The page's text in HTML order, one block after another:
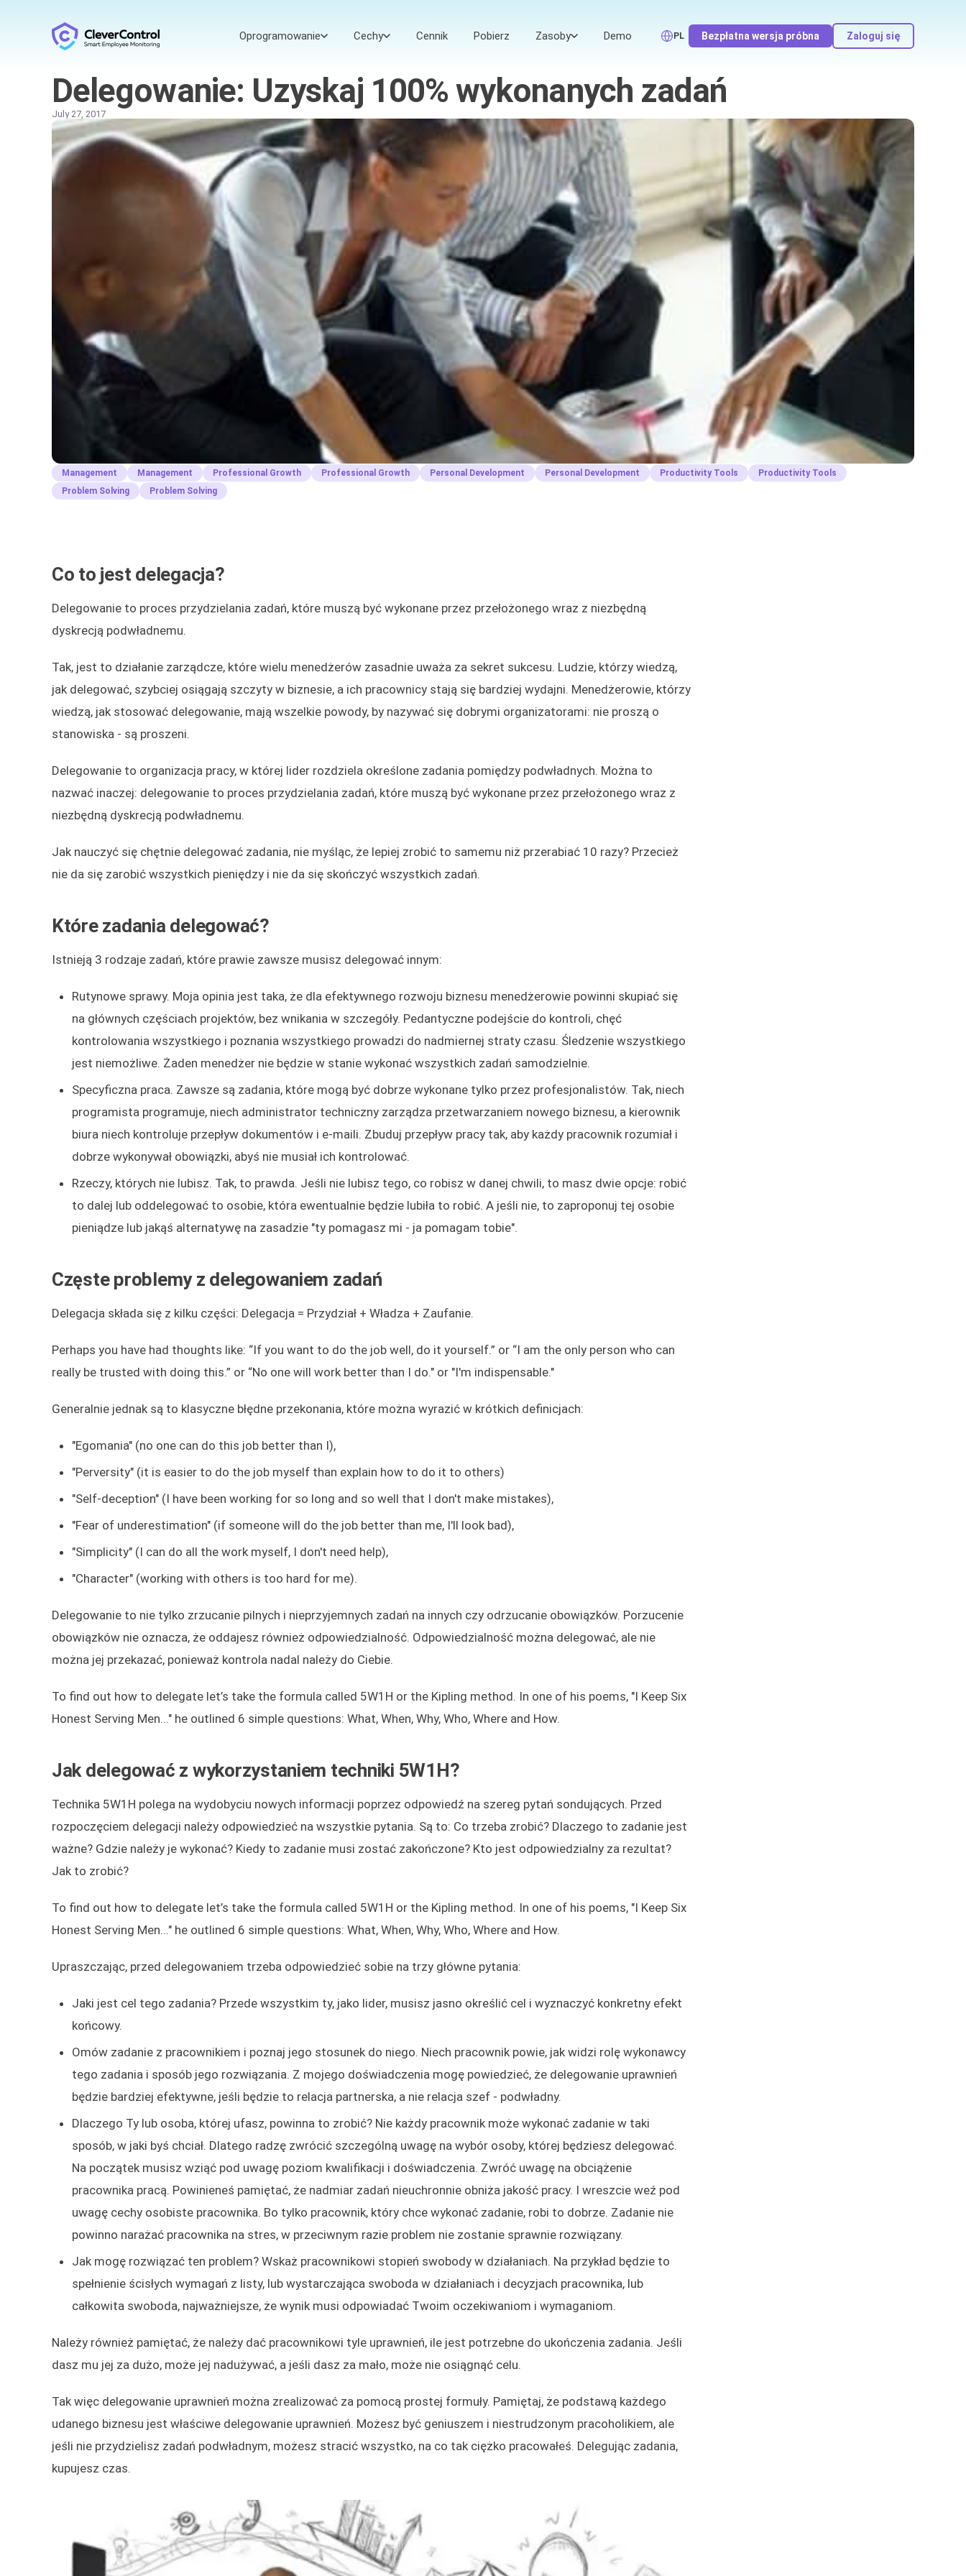
Oprogramowanie Cechy Cennik Pobierz Zasoby Demo PL Bezpłatna wersja próbna Zaloguj się
Delegowanie: Uzyskaj 100% wykonanych zadań
July 27, 2017
Management Management Professional Growth Professional Growth Personal Development Personal Development Productivity Tools
Productivity Tools
Problem Solving
Problem Solving
Co to jest delegacja?
Delegowanie to proces przydzielania zadań, które muszą być wykonane przez przełożonego wraz z niezbędną
dyskrecją podwładnemu.
Tak, jest to działanie zarządcze, które wielu menedżerów zasadnie uważa za sekret sukcesu. Ludzie, którzy wiedzą,
jak delegować, szybciej osiągają szczyty w biznesie, a ich pracownicy stają się bardziej wydajni. Menedżerowie, którzy
wiedzą, jak stosować delegowanie, mają wszelkie powody, by nazywać się dobrymi organizatorami: nie proszą o
stanowiska - są proszeni.
Delegowanie to organizacja pracy, w której lider rozdziela określone zadania pomiędzy podwładnych. Można to
nazwać inaczej: delegowanie to proces przydzielania zadań, które muszą być wykonane przez przełożonego wraz z
niezbędną dyskrecją podwładnemu.
Jak nauczyć się chętnie delegować zadania, nie myśląc, że lepiej zrobić to samemu niż przerabiać 10 razy? Przecież
nie da się zarobić wszystkich pieniędzy i nie da się skończyć wszystkich zadań.
Które zadania delegować?
Istnieją 3 rodzaje zadań, które prawie zawsze musisz delegować innym:
Rutynowe sprawy. Moja opinia jest taka, że dla efektywnego rozwoju biznesu menedżerowie powinni skupiać się
na głównych częściach projektów, bez wnikania w szczegóły. Pedantyczne podejście do kontroli, chęć
kontrolowania wszystkiego i poznania wszystkiego prowadzi do nadmiernej straty czasu. Śledzenie wszystkiego
jest niemożliwe. Żaden menedżer nie będzie w stanie wykonać wszystkich zadań samodzielnie.
Specyficzna praca. Zawsze są zadania, które mogą być dobrze wykonane tylko przez profesjonalistów. Tak, niech
programista programuje, niech administrator techniczny zarządza przetwarzaniem nowego biznesu, a kierownik
biura niech kontroluje przepływ dokumentów i e-maili. Zbuduj przepływ pracy tak, aby każdy pracownik rozumiał i
dobrze wykonywał obowiązki, abyś nie musiał ich kontrolować.
Rzeczy, których nie lubisz. Tak, to prawda. Jeśli nie lubisz tego, co robisz w danej chwili, to masz dwie opcje: robić
to dalej lub oddelegować to osobie, która ewentualnie będzie lubiła to robić. A jeśli nie, to zaproponuj tej osobie
pieniądze lub jakąś alternatywę na zasadzie "ty pomagasz mi - ja pomagam tobie".
Częste problemy z delegowaniem zadań
Delegacja składa się z kilku części: Delegacja = Przydział + Władza + Zaufanie.
Perhaps you have had thoughts like: “If you want to do the job well, do it yourself.” or “I am the only person who can
really be trusted with doing this.” or “No one will work better than I do." or "I'm indispensable."
Generalnie jednak są to klasyczne błędne przekonania, które można wyrazić w krótkich definicjach:
"Egomania" (no one can do this job better than I),
"Perversity" (it is easier to do the job myself than explain how to do it to others)
"Self-deception" (I have been working for so long and so well that I don't make mistakes),
"Fear of underestimation" (if someone will do the job better than me, I'll look bad),
"Simplicity" (I can do all the work myself, I don't need help),
"Character" (working with others is too hard for me).
Delegowanie to nie tylko zrzucanie pilnych i nieprzyjemnych zadań na innych czy odrzucanie obowiązków. Porzucenie
obowiązków nie oznacza, że oddajesz również odpowiedzialność. Odpowiedzialność można delegować, ale nie
można jej przekazać, ponieważ kontrola nadal należy do Ciebie.
To find out how to delegate let’s take the formula called 5W1H or the Kipling method. In one of his poems, "I Keep Six
Honest Serving Men..." he outlined 6 simple questions: What, When, Why, Who, Where and How.
Jak delegować z wykorzystaniem techniki 5W1H?
Technika 5W1H polega na wydobyciu nowych informacji poprzez odpowiedź na szereg pytań sondujących. Przed
rozpoczęciem delegacji należy odpowiedzieć na wszystkie pytania. Są to: Co trzeba zrobić? Dlaczego to zadanie jest
ważne? Gdzie należy je wykonać? Kiedy to zadanie musi zostać zakończone? Kto jest odpowiedzialny za rezultat?
Jak to zrobić?
To find out how to delegate let’s take the formula called 5W1H or the Kipling method. In one of his poems, "I Keep Six
Honest Serving Men..." he outlined 6 simple questions: What, When, Why, Who, Where and How.
Upraszczając, przed delegowaniem trzeba odpowiedzieć sobie na trzy główne pytania:
Jaki jest cel tego zadania? Przede wszystkim ty, jako lider, musisz jasno określić cel i wyznaczyć konkretny efekt
końcowy.
Omów zadanie z pracownikiem i poznaj jego stosunek do niego. Niech pracownik powie, jak widzi rolę wykonawcy
tego zadania i sposób jego rozwiązania. Z mojego doświadczenia mogę powiedzieć, że delegowanie uprawnień
będzie bardziej efektywne, jeśli będzie to relacja partnerska, a nie relacja szef - podwładny.
Dlaczego Ty lub osoba, której ufasz, powinna to zrobić? Nie każdy pracownik może wykonać zadanie w taki
sposób, w jaki byś chciał. Dlatego radzę zwrócić szczególną uwagę na wybór osoby, której będziesz delegować.
Na początek musisz wziąć pod uwagę poziom kwalifikacji i doświadczenia. Zwróć uwagę na obciążenie
pracownika pracą. Powinieneś pamiętać, że nadmiar zadań nieuchronnie obniża jakość pracy. I wreszcie weź pod
uwagę cechy osobiste pracownika. Bo tylko pracownik, który chce wykonać zadanie, robi to dobrze. Zadanie nie
powinno narażać pracownika na stres, w przeciwnym razie problem nie zostanie sprawnie rozwiązany.
Jak mogę rozwiązać ten problem? Wskaż pracownikowi stopień swobody w działaniach. Na przykład będzie to
spełnienie ścisłych wymagań z listy, lub wystarczająca swoboda w działaniach i decyzjach pracownika, lub
całkowita swoboda, najważniejsze, że wynik musi odpowiadać Twoim oczekiwaniom i wymaganiom.
Należy również pamiętać, że należy dać pracownikowi tyle uprawnień, ile jest potrzebne do ukończenia zadania. Jeśli
dasz mu jej za dużo, może jej nadużywać, a jeśli dasz za mało, może nie osiągnąć celu.
Tak więc delegowanie uprawnień można zrealizować za pomocą prostej formuły. Pamiętaj, że podstawą każdego
udanego biznesu jest właściwe delegowanie uprawnień. Możesz być geniuszem i niestrudzonym pracoholikiem, ale
jeśli nie przydzielisz zadań podwładnym, możesz stracić wszystko, na co tak ciężko pracowałeś. Delegując zadania,
kupujesz czas.